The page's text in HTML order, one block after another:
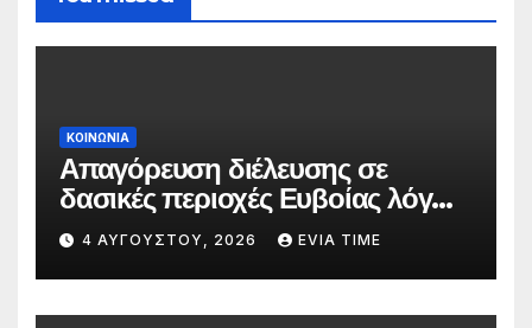
ΚΟΙΝΩΝΙΑ
Απαγόρευση διέλευσης σε
δασικές περιοχές Ευβοίας λόγω
πολύ υψηλού κινδύνου
πυρκαγιάς
4 ΑΥΓΟΎΣΤΟΥ, 2026 EVIA TIME